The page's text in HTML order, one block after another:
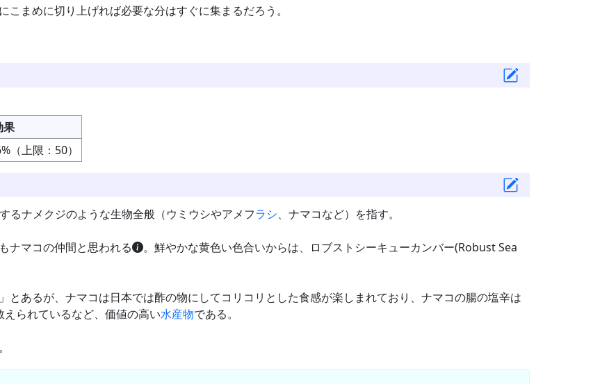
まめに切り上げれば必要な分はすぐに集まるだろう。
果
（上限：50）
るナメクジのような生物全般（ウミウシやアメフラシ、ナマコなど）を指す。
ナマコの仲間と思われる
。鮮やかな黄色い色合いからは、ロブストシーキューカンバー(Robust Sea
とあるが、ナマコは日本では酢の物にしてコリコリとした食感が楽しまれており、ナマコの腸の塩辛は
えられているなど、価値の高い水産物である。